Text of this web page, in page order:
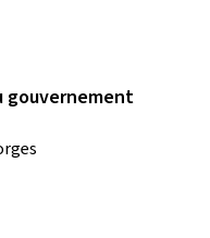
gouvernement